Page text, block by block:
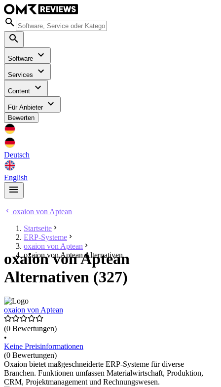
Software
Services
Content
Für Anbieter
Bewerten
Deutsch
English
oxaion von Aptean
Startseite
ERP-Systeme
oxaion von Aptean
oxaion von Aptean Alternativen
oxaion von Aptean
Alternativen (327)
oxaion von Aptean
(0 Bewertungen)
•
Keine Preisinformationen
(0 Bewertungen)
Oxaion bietet maßgeschneiderte ERP-Systeme für diverse
Branchen. Funktionen umfassen Materialwirtschaft, Produktion,
CRM, Projektmanagement und Rechnungswesen.